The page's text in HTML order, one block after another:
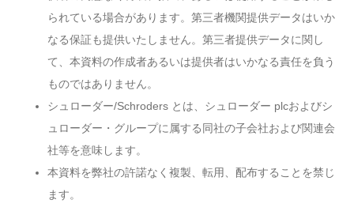
られている場合があります。第三者機関提供データはいか
なる保証も提供いたしません。第三者提供データに関し
て、本資料の作成者あるいは提供者はいかなる責任を負う
ものではありません。
シュローダー/Schroders とは、シュローダー plcおよびシ
ュローダー・グループに属する同社の子会社および関連会
社等を意味します。
本資料を弊社の許諾なく複製、転用、配布することを禁じ
ます。